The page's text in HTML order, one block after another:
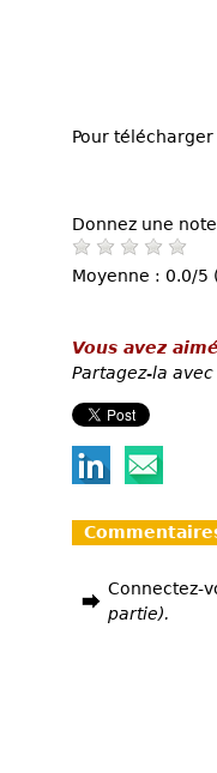
Pour
Donnez une
Moyenne : 0.0/5
Vous avez
Partagez-la
Connectez-
partie).